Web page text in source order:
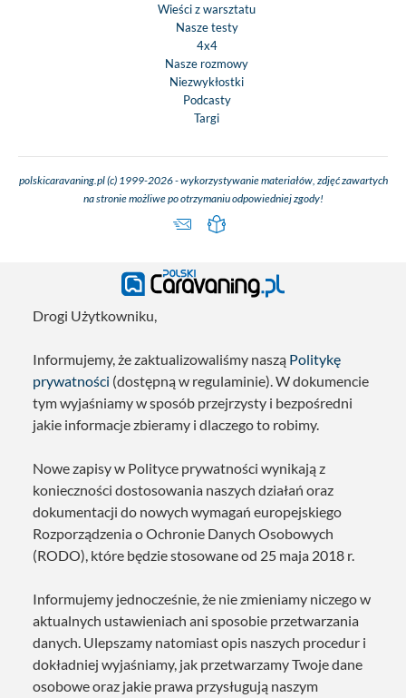
Wieści z warsztatu
Nasze testy
4x4
Nasze rozmowy
Niezwykłostki
Podcasty
Targi
polskicaravaning.pl (c) 1999-2026 - wykorzystywanie materiałów, zdjęć zawartych
na stronie możliwe po otrzymaniu odpowiedniej zgody!
Drogi Użytkowniku,
Informujemy, że zaktualizowaliśmy naszą Politykę
prywatności (dostępną w regulaminie). W dokumencie
tym wyjaśniamy w sposób przejrzysty i bezpośredni
jakie informacje zbieramy i dlaczego to robimy.
Nowe zapisy w Polityce prywatności wynikają z
konieczności dostosowania naszych działań oraz
dokumentacji do nowych wymagań europejskiego
Rozporządzenia o Ochronie Danych Osobowych
(RODO), które będzie stosowane od 25 maja 2018 r.
Informujemy jednocześnie, że nie zmieniamy niczego w
aktualnych ustawieniach ani sposobie przetwarzania
danych. Ulepszamy natomiast opis naszych procedur i
dokładniej wyjaśniamy, jak przetwarzamy Twoje dane
osobowe oraz jakie prawa przysługują naszym